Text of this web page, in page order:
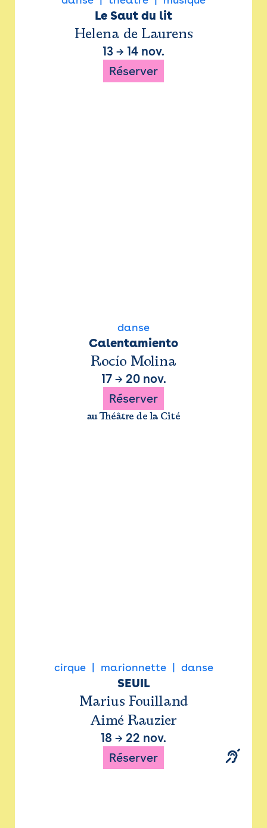
Le Saut du lit
Helena de Laurens
13 → 14 nov.
Réserver
danse
Calentamiento
Rocío Molina
17→ 20 nov.
Réserver
au Théâtre de la Cité
cirque marionnette danse
SEUIL
Marius Fouilland
Aimé Rauzier
18 → 22 nov.
Réserver